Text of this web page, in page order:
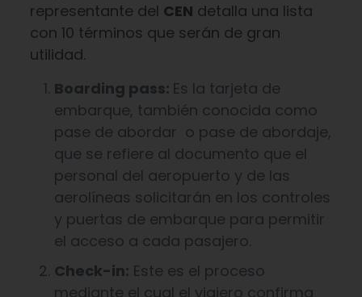
representante del CEN detalla una lista
con 10 términos que serán de gran
utilidad.
Boarding pass: Es la tarjeta de
embarque, también conocida como
pase de abordar ​ o pase de abordaje,
que se refiere al documento que el
personal del aeropuerto y de las
aerolíneas solicitarán en los controles
y puertas de embarque para permitir
el acceso a cada pasajero.
Check-in: Este es el proceso
mediante el cual el viajero confirma